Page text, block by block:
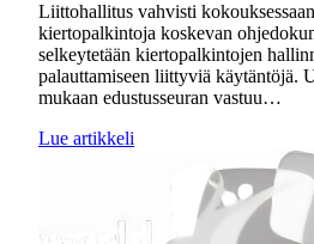
Liittohallitus vahvisti
kiertopalkintoja koskevan
selkeytetään kiertopalkintojen
palauttamiseen liittyviä käytäntöjä.
mukaan edustusseuran vastuu…
Lue artikkeli